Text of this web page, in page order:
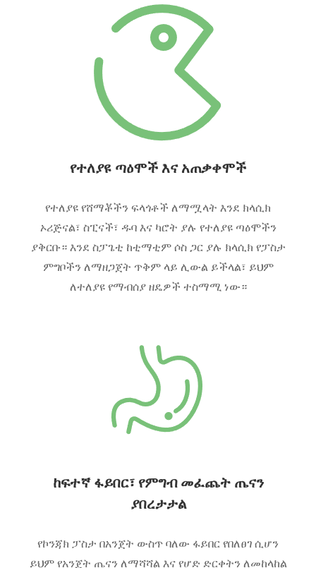
የተለያዩ ጣዕሞች እና አጠቃቀሞች
የተለያዩ የሸማቾችን ፍላጎቶች ለማሟላት እንደ ክላሲክ
ኦሪጅናል፣ ስፒናች፣ ዱባ እና ካሮት ያሉ የተለያዩ ጣዕሞችን
ያቅርቡ። እንደ ስፓጌቲ ከቲማቲም ሶስ ጋር ያሉ ክላሲክ የፓስታ
ምግቦችን ለማዘጋጀት ጥቅም ላይ ሊውል ይችላል፣ ይህም
ለተለያዩ የማብሰያ ዘዴዎች ተስማሚ ነው።
ከፍተኛ ፋይበር፣ የምግብ መፈጨት ጤናን
ያበረታታል
የኮንጃክ ፓስታ በአንጀት ውስጥ ባለው ፋይበር የበለፀገ ሲሆን
ይህም የአንጀት ጤናን ለማሻሻል እና የሆድ ድርቀትን ለመከላከል